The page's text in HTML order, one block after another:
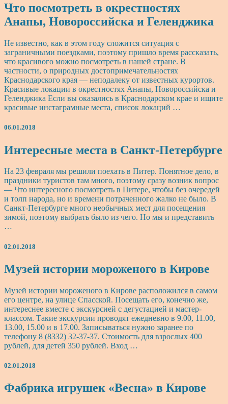
Что
посмотреть
в
Анапы,
Новороссийска
и
Геленджика
Что посмотреть в окрестностях
Анапы, Новороссийска и Геленджика
Не известно, как в этом году сложится ситуация с
заграничными поездками, поэтому пришло время рассказать,
что красивого можно посмотреть в нашей стране. В
частности, о природных достопримечательностях
Краснодарского края — неподалеку от известных курортов.
Красивые локации в окрестностях Анапы, Новороссийска и
Геленджика Если вы оказались в Краснодарском крае и ищите
красивые инстаграмные места, список локаций …
06.01.2018
Интересные
места
Санкт-
Петербурге
Интересные места в Санкт-Петербурге
На 23 февраля мы решили поехать в Питер. Понятное дело, в
праздники туристов там много, поэтому сразу возник вопрос
— Что интересного посмотреть в Питере, чтобы без очередей
и толп народа, но и времени потраченного жалко не было. В
Санкт-Петербурге много необычных мест для посещения
зимой, поэтому выбрать было из чего. Но мы и представить
…
02.01.2018
Музей
истории
в
Кирове
Музей истории мороженого в Кирове
Музей истории мороженого в Кирове расположился в самом
его центре, на улице Спасской. Посещать его, конечно же,
интереснее вместе с экскурсией с дегустацией и мастер-
классом. Такие экскурсии проводят ежедневно в 9.00, 11.00,
13.00, 15.00 и в 17.00. Записываться нужно заранее по
телефону 8 (8332) 32-37-37. Стоимость для взрослых 400
рублей, для детей 350 рублей. Вход …
02.01.2018
Фабрика
игрушек
Фабрика игрушек «Весна» в Кирове